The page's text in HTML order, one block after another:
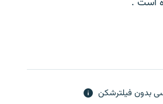
بدون فیلترشکن